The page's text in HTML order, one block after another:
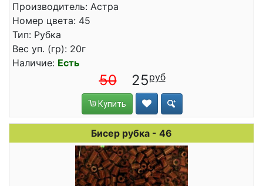
Производитель: Астра
Номер цвета: 45
Тип: Рубка
Вес уп. (гр): 20г
Наличие: Есть
50 25
Купить
Бисер рубка - 46